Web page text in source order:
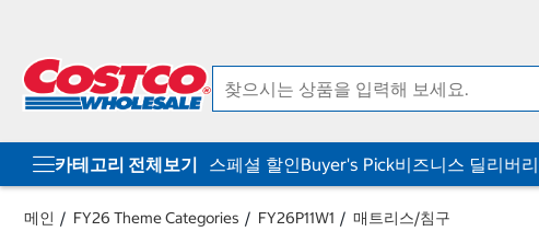
카테고리 전체보기 스페셜 할인Buyer's Pick비즈니스 딜리버리
메인 FY26 Theme Categories FY26P11W1 매트리스/침구